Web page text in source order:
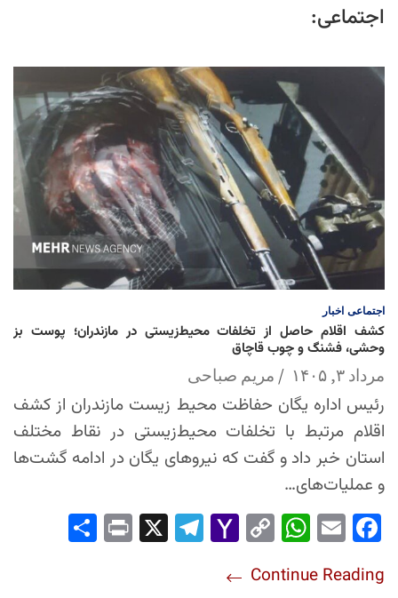
اجتماعی:
اجتماعی اخبار
کشف اقلام حاصل از تخلفات محیط‌زیستی در مازندران؛ پوست بز
وحشی، فشنگ و چوب قاچاق
مرداد ۳, ۱۴۰۵ مریم صباحی
رئیس اداره یگان حفاظت محیط زیست مازندران از کشف
اقلام مرتبط با تخلفات محیط‌زیستی در نقاط مختلف
استان خبر داد و گفت که نیروهای یگان در ادامه گشت‌ها
و عملیات‌های…
Fac
ok
Em
Wh
Ap
Co
Lin
Yah
Tel
Pri
Continue Reading